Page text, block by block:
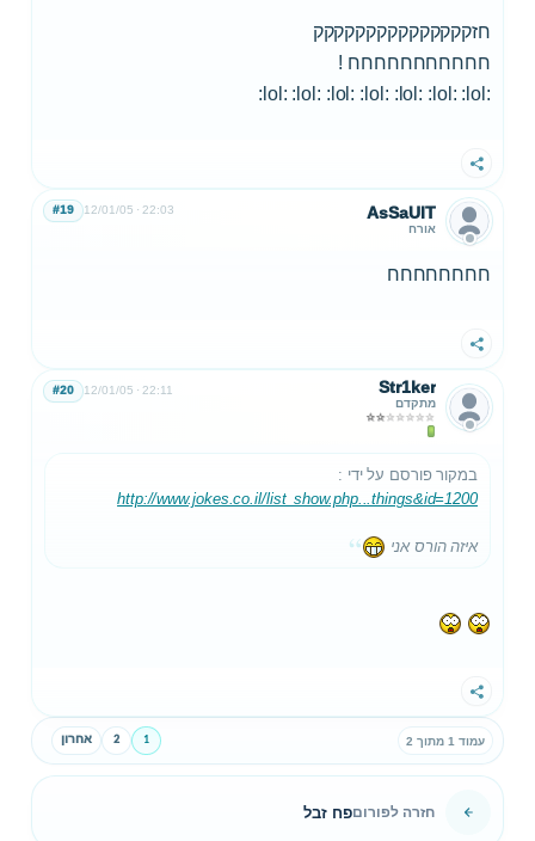
חזקקקקקקקקקקקקקקק
חחחחחחחחחחח !
:lol: :lol: :lol: :lol: :lol: :lol: :lol:
שתף
AsSaUlT
אורח
12/01/05 22:03
#19
חחחחחחחח
שתף
Str1ker
מתקדם
12/01/05 22:11
#20
במקור פורסם על ידי :
http://www.jokes.co.il/list_show.php...things&id=1200
איזה הורס אני
שתף
עמוד 1 מתוך 2 1
2 אחרון
חזרה לפורוםפח זבל